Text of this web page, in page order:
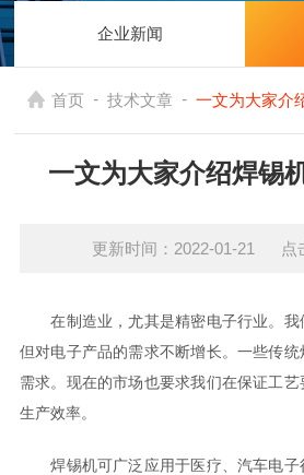
企业新闻
首页 - 技术文章 - 一文为大家介
一文为大家介绍焊锡
更新时间：2022-01-21 点
在制造业，尤其是精密电子行业。我
但对电子产品的需求不断增长。一些传
需求。现在的市场也要求我们在保证工
生产效率。
焊锡机可广泛应用于医疗、汽车电子